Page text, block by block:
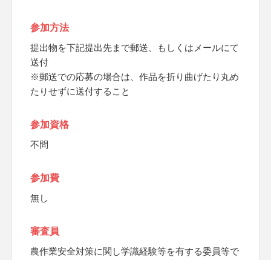
参加方法
提出物を下記提出先まで郵送、もしくはメールにて
送付
※郵送での応募の場合は、作品を折り曲げたり丸め
たりせずに送付すること
参加資格
不問
参加費
無し
審査員
農作業安全対策に関し学識経験等を有する委員等で